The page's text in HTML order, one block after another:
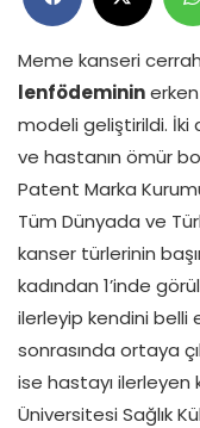
Meme kanseri
lenfödemininerken
modeli geliştirildi. İki
ve hastanın ömür
Patent Marka
Tüm Dünyada ve
kanser türlerinin
kadından 1’inde
ilerleyip kendini belli
sonrasında ortaya
ise hastayı
Üniversitesi Sağlık